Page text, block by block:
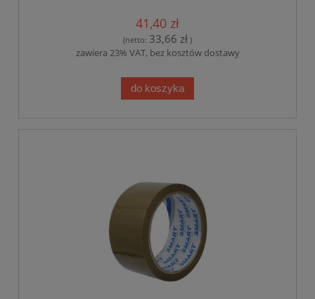
41,40 zł
(netto: 33,66 zł )
zawiera 23% VAT, bez kosztów dostawy
do koszyka